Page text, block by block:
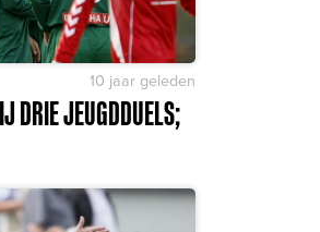
10 jaar geleden
DRIE JEUGDDUELS;